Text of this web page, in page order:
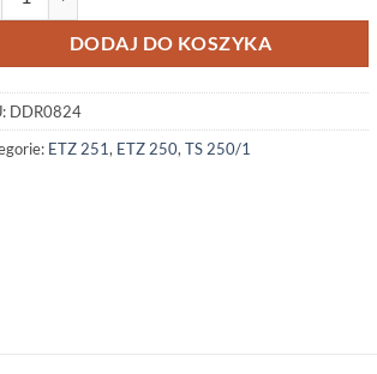
DODAJ DO KOSZYKA
DDR0824
ETZ 251, ETZ 250, TS 250/1